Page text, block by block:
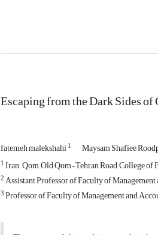
Escaping from the Dark Sides
fatemeh malekshahi1 Maysam Shafiee
1Iran , Qom, Old Qom-Tehran Road, College
2Assistant Professor of Faculty of
3Professor of Faculty of Management and